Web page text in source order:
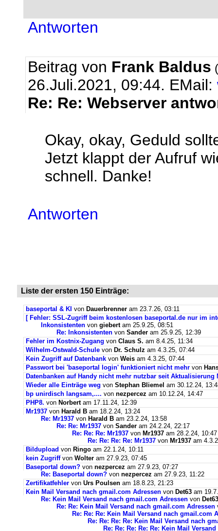
Antworten
Beitrag von Frank Baldus
26.Juli.2021, 09:44. EMail:
Re: Re: Webserver
Okay, okay, Geduld
Jetzt klappt der Aufruf
schnell. Danke!
Antworten
Liste der ersten 150 Einträge:
baseportal & KI von Dauerbrenner am 23.7.26, 03:11
[ Fehler: SSL-Zugriff beim kostenlosen baseportal.de nur im
Inkonsistenten von giebertam 25.9.25, 08:51
Re: Inkonsistenten von Sander am 25.9.25, 12:39
Fehler im Kostnix-Zugang von Claus S. am 8.4.25, 11:34
Wilhelm-Ostwald-Schule von Dr. Schulz am 4.3.25, 07:44
Kein Zugriff auf Datenbank von Weis am 4.3.25, 07:44
Passwort bei 'baseportal login' funktioniert nicht mehr von
Datenbanken auf Handy nicht mehr nutzbar seit Aktualisierung
Wieder alle Einträge weg von Stephan Bliemel am 30.12.24,
bp unirdisch langsam,.... von nezpercez am 10.12.24, 14:47
PHP8. von Norbertam 17.11.24, 12:39
Mr1937 von Harald B am 18.2.24, 13:24
Re: Mr1937 von Harald B am 23.2.24, 13:58
Re: Re: Mr1937 von Sander am 24.2.24, 22:17
Re: Re: Re: Mr1937 von Mr1937 am 28.2.24, 10:47
Re: Re: Re: Re: Mr1937 von Mr1937 am
Bildupload von Ringo am 22.1.24, 10:11
kein Zugriffvon Wolter am 27.9.23, 07:45
Baseportal down? von nezpercez am 27.9.23, 07:27
Re: Baseportal down? von nezpercez am 27.9.23, 11:22
Zertifikatfehler von Urs Poulsen am 18.8.23, 21:23
Kein Mail Versand nach gmail.com Adressen von Det63 am
Re: Kein Mail Versand nach gmail.com Adressen von Det63
Re: Re: Kein Mail Versand nach gmail.com Adressen
Re: Re: Re: Kein Mail Versand nach gmail.com
Re: Re: Re: Re: Kein Mail Versand nach
Re: Re: Re: Re: Re: Kein Mail